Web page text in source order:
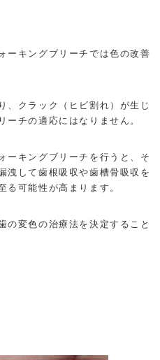
ーキングブリーチでは色の改善
、クラック（ヒビ割れ）が生じ
ーチの適応にはなりません。
ーキングブリーチを行うと、そ
洩して歯根吸収や歯槽骨吸収を
る可能性が高まります。
の変色の治療法を決定すること